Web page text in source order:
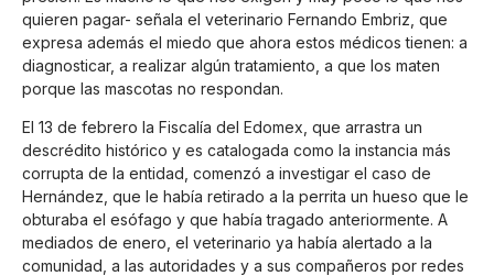
quieren pagar- señala el veterinario Fernando Embriz, que
expresa además el miedo que ahora estos médicos tienen: a
diagnosticar, a realizar algún tratamiento, a que los maten
porque las mascotas no respondan.
El 13 de febrero la Fiscalía del Edomex, que arrastra un
descrédito histórico y es catalogada como la instancia más
corrupta de la entidad, comenzó a investigar el caso de
Hernández, que le había retirado a la perrita un hueso que le
obturaba el esófago y que había tragado anteriormente. A
mediados de enero, el veterinario ya había alertado a la
comunidad, a las autoridades y a sus compañeros por redes